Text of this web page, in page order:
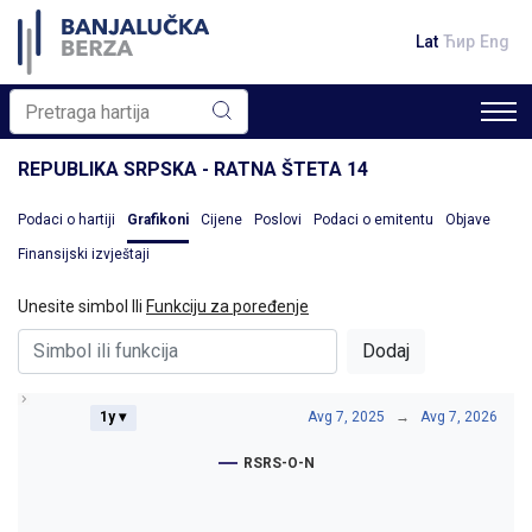
Lat Ћир Eng
REPUBLIKA SRPSKA - RATNA ŠTETA 14
Podaci o hartiji Grafikoni Cijene Poslovi Podaci o emitentu Objave
Finansijski izvještaji
Unesite simbol Ili Funkciju za poređenje
Dodaj
1y ▾ Avg 7, 2025 → Avg 7, 2026
RSRS-O-N